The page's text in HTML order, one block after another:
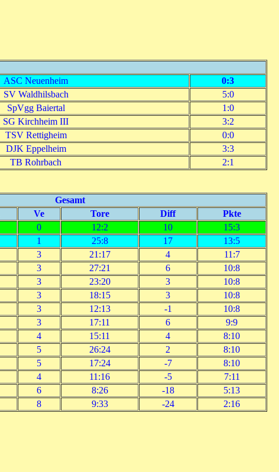
ASC Neuenheim
0:3
SV Waldhilsbach
5:0
SpVgg Baiertal
1:0
SG Kirchheim III
3:2
TSV Rettigheim
0:0
DJK Eppelheim
3:3
TB Rohrbach 2:1
Gesamt
Ve Tore Diff
Pkte
0 12:2 10
15:3
1 25:8 17
13:5
3 21:17 4
11:7
3 27:21 6
10:8
3 23:20 3
10:8
3 18:15 3
10:8
3 12:13 -1
10:8
3 17:11 6
9:9
4 15:11 4
8:10
5 26:24 2
8:10
5 17:24 -7
8:10
4 11:16 -5
7:11
6 8:26 -18
5:13
8 9:33 -24 2:16